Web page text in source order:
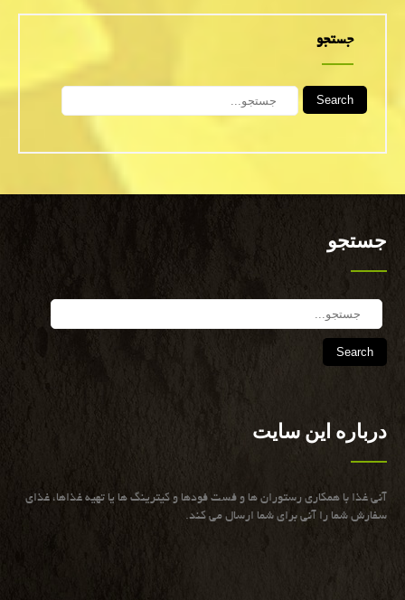
جستجو
Search
جستجو
درباره این سایت
آنی غذا با همكاری رستوران ها و فست فودها و كیترینگ ها یا تهیه غذاها، غذای
سفارش شما را آنی برای شما ارسال می كند.